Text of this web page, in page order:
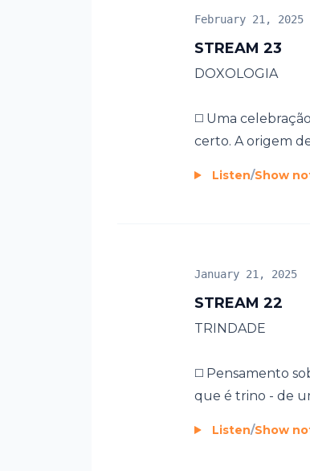
STREAM 23
February 21, 2025
DOXOLOGIA
◻️ Uma
certo. A origem
Listen/Show
STREAM 22
January 21, 2025
TRINDADE
◻️ Pensamento
que é trino - de
Listen/Show